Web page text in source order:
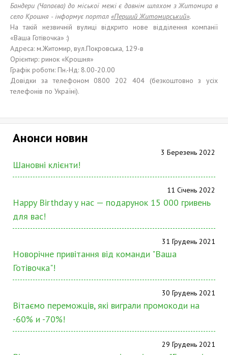
Бандери (Чапаєва) до міської межі є давнім шляхом з Житомира в
село Крошня - інформує портал «Перший Житомирський».
На такій незвичній вулиці відкрито нове відділення компанії
«Ваша Готівочка» :)
Адреса: м.Житомир, вул.Покровська, 129-в
Орієнтир: ринок «Крошня»
Графік роботи: Пн.-Нд: 8.00-20.00
Довідки за телефоном 0800 202 404 (безкоштовно з усіх
телефонів по Україні).
Анонси новин
3 Березень 2022
Шановні клієнти!
11 Січень 2022
Happy Birthday у нас — подарунок 15 000 гривень
для вас!
31 Грудень 2021
Новорічне привітання від команди "Ваша
Готівочка"!
30 Грудень 2021
Вітаємо переможців, які виграли промокоди на
-60% и -70%!
29 Грудень 2021